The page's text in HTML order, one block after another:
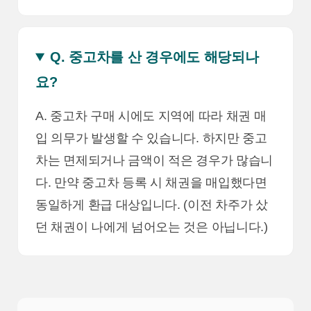
Q. 중고차를 산 경우에도 해당되나
요?
A. 중고차 구매 시에도 지역에 따라 채권 매
입 의무가 발생할 수 있습니다. 하지만 중고
차는 면제되거나 금액이 적은 경우가 많습니
다. 만약 중고차 등록 시 채권을 매입했다면
동일하게 환급 대상입니다. (이전 차주가 샀
던 채권이 나에게 넘어오는 것은 아닙니다.)